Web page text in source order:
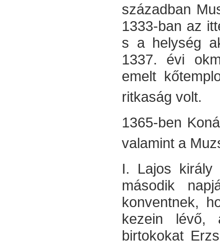
században
1333-ban az
s a helység
1337. évi
emelt
ritkaság volt.
1365-ben
valamint a
I. Lajos király
második
konvent­nek,
kezein lévő,
birtokokat